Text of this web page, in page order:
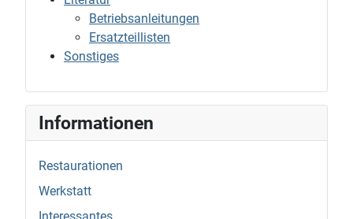
Betriebsanleitungen
Ersatzteillisten
Sonstiges
Informationen
Restaurationen
Werkstatt